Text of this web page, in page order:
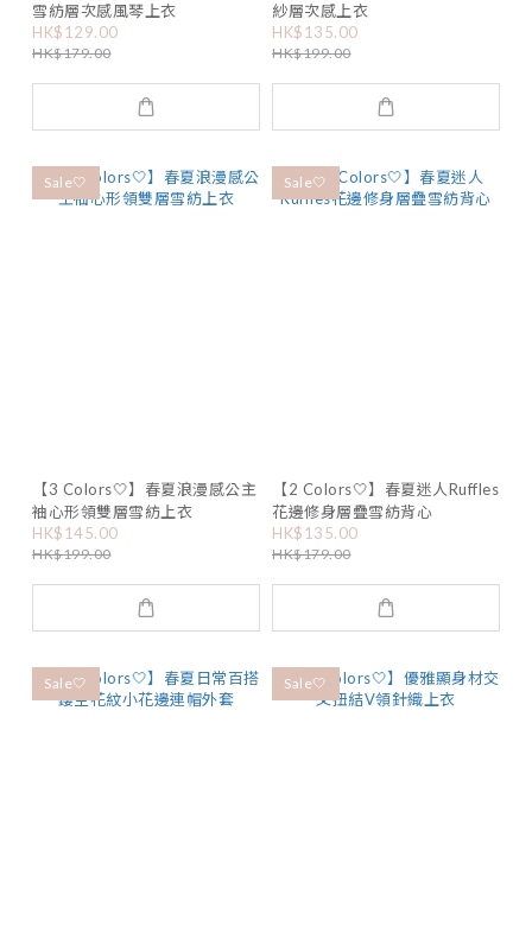
雪紡層次感風琴上衣
HK$129.00
HK$179.00
紗層次感上衣
HK$135.00
HK$199.00
Sale🤍
【3 Colors🤍】春夏浪漫感公主
袖心形領雙層雪紡上衣
HK$145.00
HK$199.00
Sale🤍
【2 Colors🤍】春夏迷人Ruffles
花邊修身層疊雪紡背心
HK$135.00
HK$179.00
Sale🤍 Sale🤍